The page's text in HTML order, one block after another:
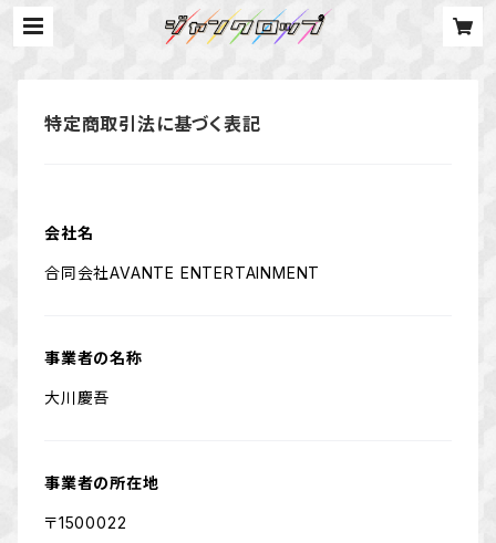
特定商取引法に基づく表記
会社名
合同会社AVANTE ENTERTAINMENT
事業者の名称
大川慶吾
事業者の所在地
〒1500022